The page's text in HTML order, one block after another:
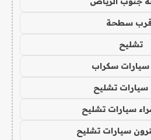
سطحة
تشليح
سيارات سكراب
سيارات تشليح
سيارات تشليح
سيارات تشليح